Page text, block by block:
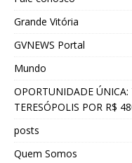
Grande Vitória
GVNEWS Portal
Mundo
OPORTUNIDADE ÚNICA:
TERESÓPOLIS POR R$
posts
Quem Somos